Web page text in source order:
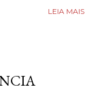
livre
Pelo
ano
LEIA MAIS